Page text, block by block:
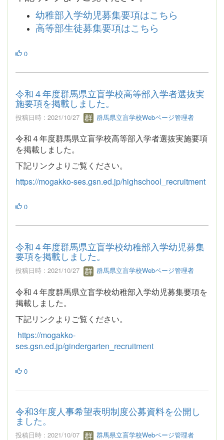
幼稚部入学幼児募集要項はこちら
高等部生徒募集要項はこちら
0
令和４年度群馬県立盲学校高等部入学者選抜実
施要項を掲載しました。
投稿日時 : 2021/10/27 群馬県立盲学校Webページ管理者
令和４年度群馬県立盲学校高等部入学者選抜実施要項
を掲載しました。
下記リンクよりご覧ください。
https://mogakko-ses.gsn.ed.jp/highschool_recruitment
0
令和４年度群馬県立盲学校幼稚部入学幼児募集
要項を掲載しました。
投稿日時 : 2021/10/27 群馬県立盲学校Webページ管理者
令和４年度群馬県立盲学校幼稚部入学幼児募集要項を
掲載しました。
下記リンクよりご覧ください。
https://mogakko-
ses.gsn.ed.jp/gindergarten_recruitment
0
令和3年度人事希望表明制度公募資料を公開し
ました。
投稿日時 : 2021/10/07 群馬県立盲学校Webページ管理者